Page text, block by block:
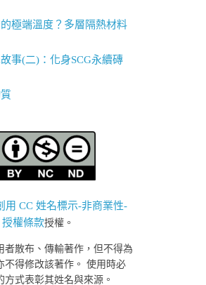
極端溫度？多層隔熱材料
事(二)：化身SCG永續磚
用 CC 姓名標示-非商業性-
權條款授權。
者散布、傳輸著作，但不得為
不得修改該著作。 使用時必
式表彰其姓名與來源。